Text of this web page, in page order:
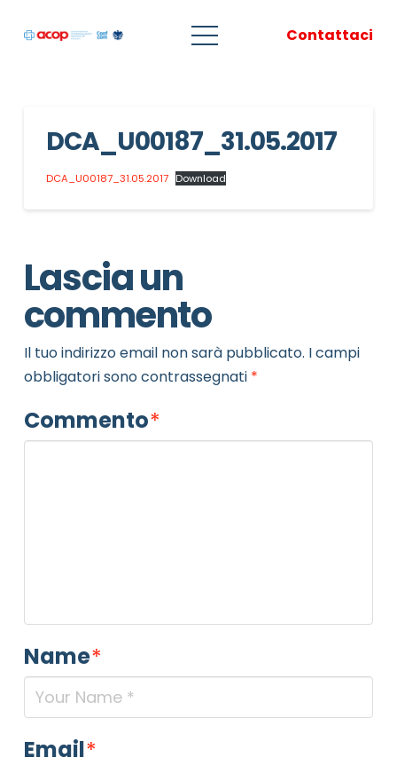
Contattaci
DCA_U00187_31.05.2017
DCA_U00187_31.05.2017 Download
Lascia un
commento
Il tuo indirizzo email non sarà pubblicato. I campi
obbligatori sono contrassegnati *
Commento*
Name*
Email*